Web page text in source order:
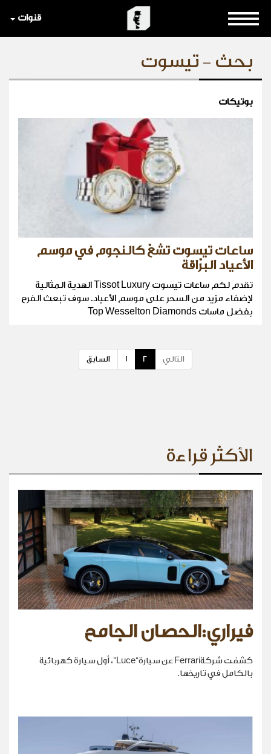
قنوات
بحث - تيسوت
بوتيكات
ساعات تيسوت تشعّ كالنجوم في موسم
الأعياد البرّاقة
تقدم لكم ساعات تيسوت Tissot Luxury الهدية المثالية
لإضفاء مزيد من السحر على موسم الأعياد. سوف تبعث الفرح
بفضل ماسات Top Wesselton Diamonds
السابق 1 2 التالي
الأكثر قراءة
فيراري:الحصان الجامح
كشفت شركةFerrari عن سيارة“Luce”، أول سيارة كهربائية
بالكامل في تاريخها.